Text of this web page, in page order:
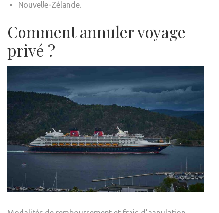
Nouvelle-Zélande.
Comment annuler voyage
privé ?